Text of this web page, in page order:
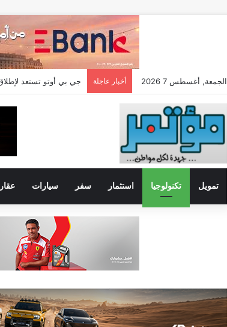
الجمعة, أغسطس 7 2026 أخبار عاجلة
تمويل تكنولوجيا استثمار سفر سيارات